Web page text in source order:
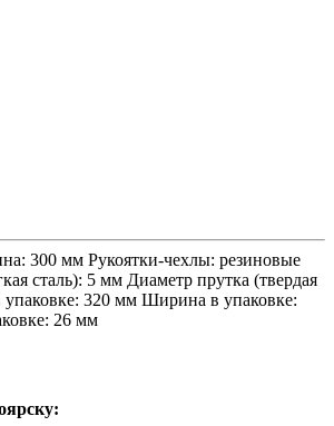
300 мм Рукоятки-чехлы: резиновые
сталь): 5 мм Диаметр прутка (твердая
320 мм Ширина в упаковке:
26 мм